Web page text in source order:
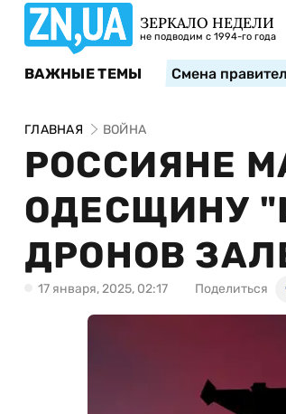
ЗЕРКАЛО НЕДЕЛИ
не подводим с 1994-го года
ВАЖНЫЕ ТЕМЫ Смена
ГЛАВНАЯ ВОЙНА
РОССИЯНЕ
ОДЕСЩИНУ
ДРОНОВ
17 января, 2025, 02:17 Поделиться